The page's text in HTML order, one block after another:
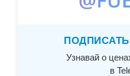
Узнавай о
в